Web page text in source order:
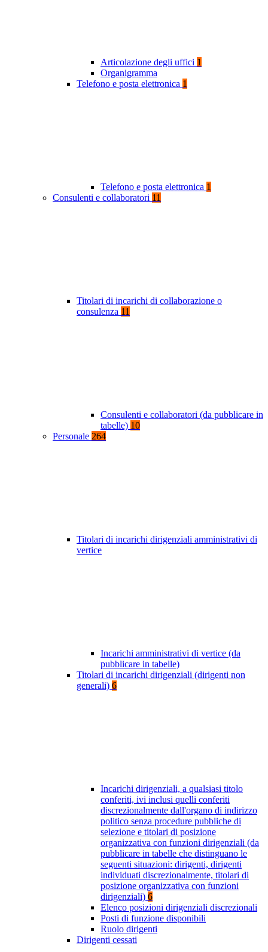
Articolazione degli uffici 1
Organigramma
Telefono e posta elettronica 1
Telefono e posta elettronica 1
Consulenti e collaboratori 11
Titolari di incarichi di collaborazione o
consulenza 11
Consulenti e collaboratori (da pubblicare in
tabelle) 10
Personale 264
Titolari di incarichi dirigenziali amministrativi di
vertice
Incarichi amministrativi di vertice (da
pubblicare in tabelle)
Titolari di incarichi dirigenziali (dirigenti non
generali) 6
Incarichi dirigenziali, a qualsiasi titolo
conferiti, ivi inclusi quelli conferiti
discrezionalmente dall'organo di indirizzo
politico senza procedure pubbliche di
selezione e titolari di posizione
organizzativa con funzioni dirigenziali (da
pubblicare in tabelle che distinguano le
seguenti situazioni: dirigenti, dirigenti
individuati discrezionalmente, titolari di
posizione organizzativa con funzioni
dirigenziali) 6
Elenco posizioni dirigenziali discrezionali
Posti di funzione disponibili
Ruolo dirigenti
Dirigenti cessati